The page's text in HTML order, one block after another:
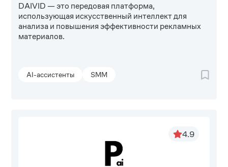
DAIVID — это передовая платформа,
использующая искусственный интеллект для
анализа и повышения эффективности рекламных
материалов.
AI-ассистенты SMM
4.9